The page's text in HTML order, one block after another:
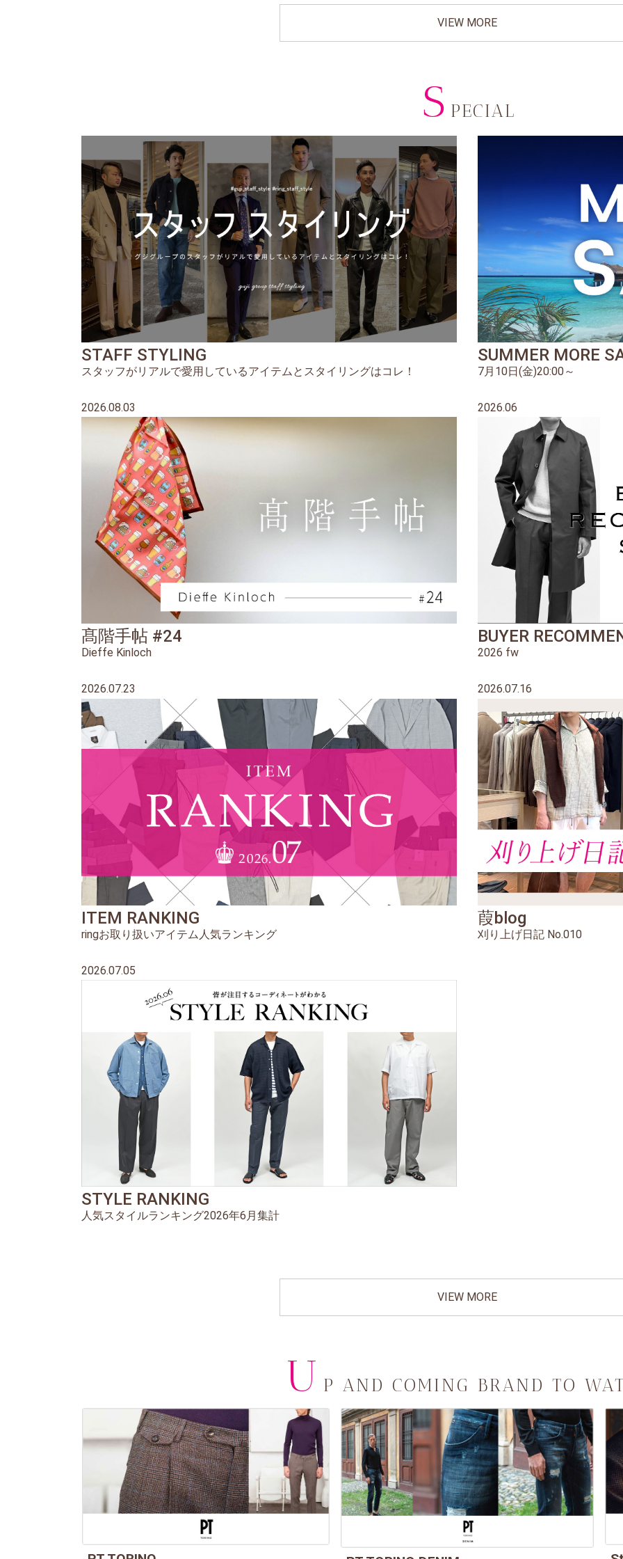
VIEW MORE
S PECIAL
STAFF STYLING
スタッフがリアルで愛用しているアイテムとスタイリングはコレ！
SUMMER MORE
7月10日(金)20:00～
2026.08.03
髙階手帖 #24
Dieffe Kinloch
2026.06
BUYER
2026 fw
2026.07.23
ITEM RANKING
ringお取り扱いアイテム人気ランキング
2026.07.16
葭blog
刈り上げ日記 No.010
2026.07.05
STYLE RANKING
人気スタイルランキング2026年6月集計
VIEW MORE
U P AND COMING BRAND TO